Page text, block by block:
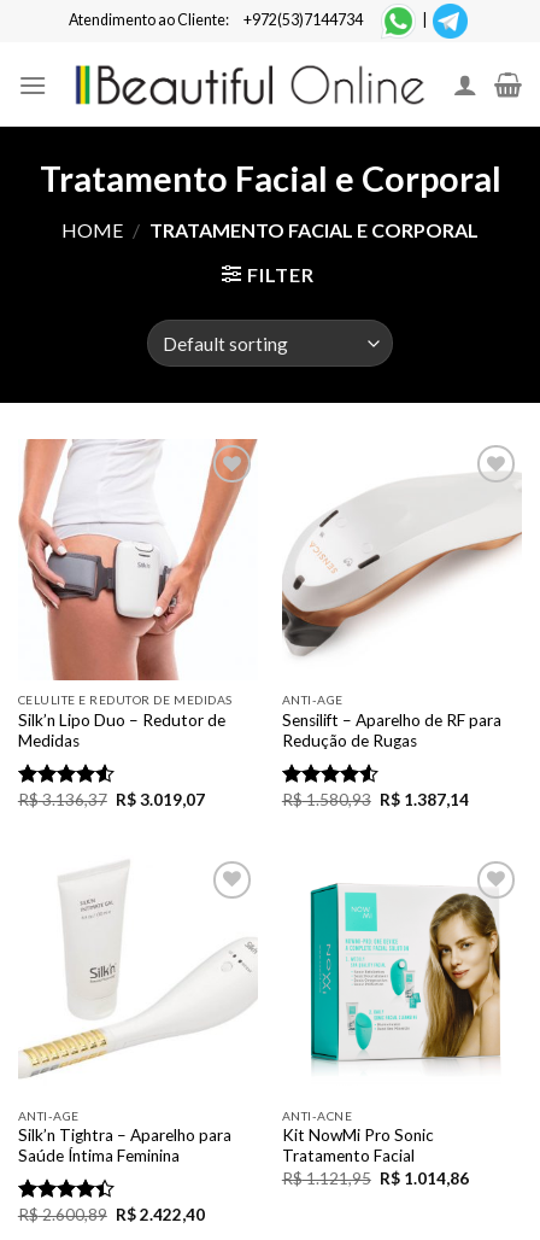
content
Atendimento ao Cliente: +972(53)7144734
Tratamento Facial e Corporal
HOME / TRATAMENTO FACIAL E CORPORAL
FILTER
Add to
Wishlist
CELULITE E REDUTOR DE MEDIDAS
Silk’n Lipo Duo – Redutor de
Medidas
Rated
R$3.136,37 R$3.019,07
ANTI-AGE
Sensilift – Aparelho de RF para
Redução de Rugas
Rated
R$1.580,93 R$1.387,14
ANTI-AGE
Silk’n Tightra – Aparelho para
Saúde Íntima Feminina
Rated
R$2.600,89 R$2.422,40
Add to
Wishlist
ANTI-ACNE
Kit NowMi Pro Sonic
Tratamento Facial
R$1.121,95 R$1.014,86